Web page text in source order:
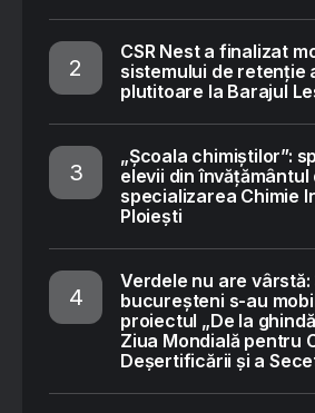
CSR Nest a finalizat
sistemului de retenție
plutitoare la Barajul
„Școala chimiștilor”:
elevii din învățământul
specializarea Chimie
Ploiești
Verdele nu are
bucureșteni s-au
proiectul „De la
Ziua Mondială pentru
Deșertificării și a